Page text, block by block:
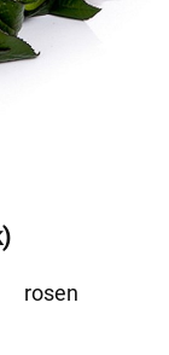
rosen